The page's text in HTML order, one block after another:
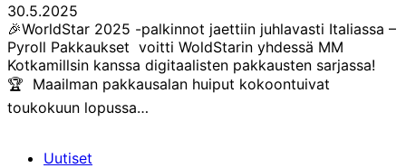
30.5.2025
🎉WorldStar 2025 -palkinnot jaettiin juhlavasti Italiassa –
Pyroll Pakkaukset voitti WoldStarin yhdessä MM
Kotkamillsin kanssa digitaalisten pakkausten sarjassa!
🏆 Maailman pakkausalan huiput kokoontuivat
toukokuun lopussa…
Uutiset